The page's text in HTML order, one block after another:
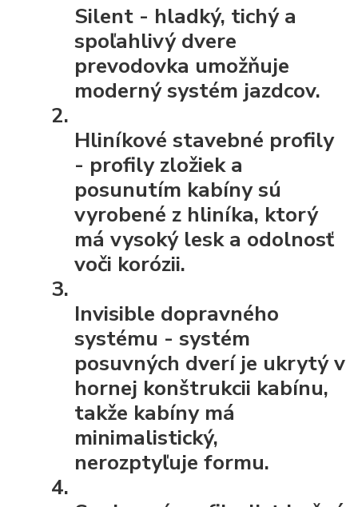
Silent - hladký, tichý a
spoľahlivý dvere
prevodovka umožňuje
moderný systém jazdcov.
Hliníkové stavebné profily
- profily zložiek a
posunutím kabíny sú
vyrobené z hliníka, ktorý
má vysoký lesk a odolnosť
voči korózii.
Invisible dopravného
systému - systém
posuvných dverí je ukrytý v
hornej konštrukcii kabínu,
takže kabíny má
minimalistický,
nerozptyľuje formu.